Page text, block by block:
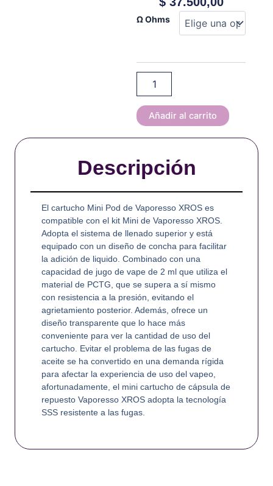
Ω Ohms
Cartucho
Pod
Xros
2
/Xros
/
Mini
Xros
Nano
(4pcs/pack)
cantidad
Añadir al carrito
Descripción
El cartucho Mini Pod de Vaporesso XROS es
compatible con el kit Mini de Vaporesso XROS.
Adopta el sistema de llenado superior y está
equipado con un diseño de concha para facilitar
la adición de liquido. Combinado con una
capacidad de jugo de vape de 2 ml que utiliza el
material de PCTG, que se supera a sí mismo
con resistencia a la presión, evitando el
agrietamiento posterior. Además, ofrece un
diseño transparente que lo hace más
conveniente para ver la cantidad de uso del
cartucho. Evitar el problema de las fugas de
aceite se ha convertido en una demanda rígida
para afectar la experiencia de uso del vapeo,
afortunadamente, el mini cartucho de cápsula de
repuesto Vaporesso XROS adopta la tecnología
SSS resistente a las fugas.